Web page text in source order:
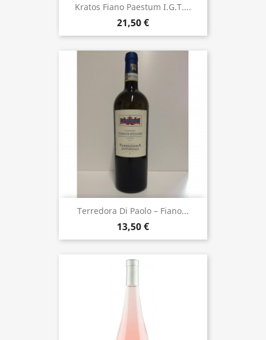
Kratos Fiano Paestum I.G.T....
21,50 €
Terredora Di Paolo – Fiano...
13,50 €